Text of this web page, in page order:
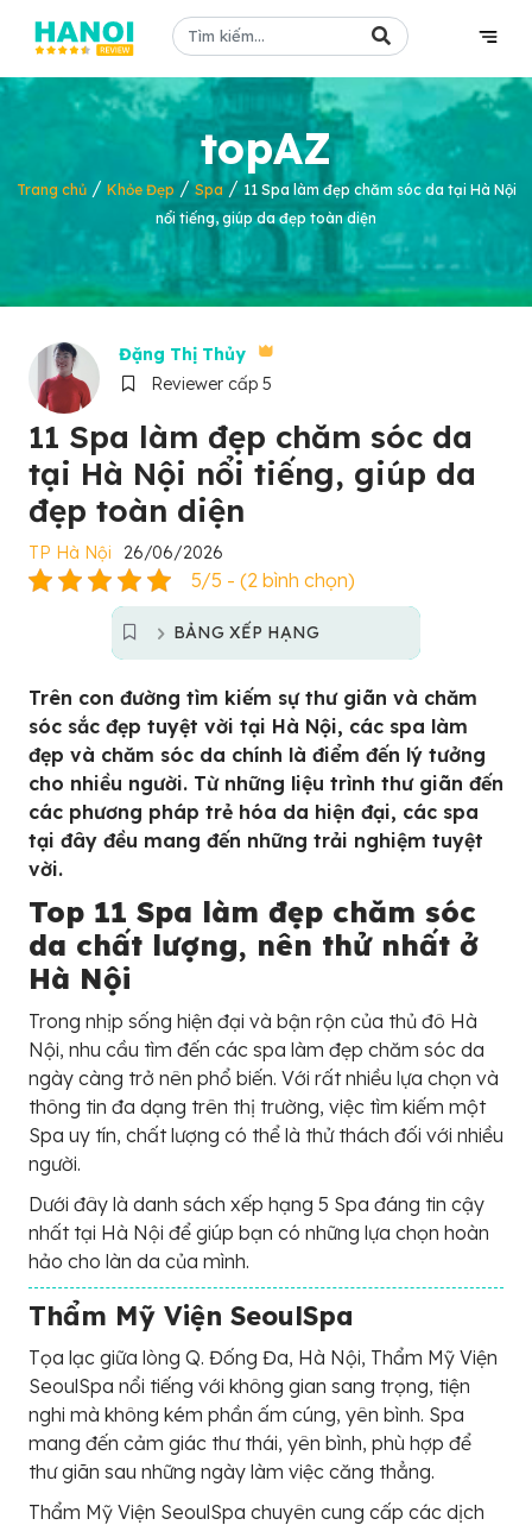
topAZ
Trang chủ/ Khỏe Đẹp/Spa/ 11 Spa làm đẹp chăm sóc da tại Hà Nội
nổi tiếng, giúp da đẹp toàn diện
Đặng Thị Thủy
Reviewer cấp 5
11 Spa làm đẹp chăm sóc da
tại Hà Nội nổi tiếng, giúp da
đẹp toàn diện
TP Hà Nội 26/06/2026
5/5 - (2 bình chọn)
BẢNG XẾP HẠNG
Trên con đường tìm kiếm sự thư giãn và chăm
sóc sắc đẹp tuyệt vời tại Hà Nội, các spa làm
đẹp và chăm sóc da chính là điểm đến lý tưởng
cho nhiều người. Từ những liệu trình thư giãn đến
các phương pháp trẻ hóa da hiện đại, các spa
tại đây đều mang đến những trải nghiệm tuyệt
vời.
Top 11 Spa làm đẹp chăm sóc
da chất lượng, nên thử nhất ở
Hà Nội
Trong nhịp sống hiện đại và bận rộn của thủ đô Hà
Nội, nhu cầu tìm đến các spa làm đẹp chăm sóc da
ngày càng trở nên phổ biến. Với rất nhiều lựa chọn và
thông tin đa dạng trên thị trường, việc tìm kiếm một
Spa uy tín, chất lượng có thể là thử thách đối với nhiều
người.
Dưới đây là danh sách xếp hạng 5 Spa đáng tin cậy
nhất tại Hà Nội để giúp bạn có những lựa chọn hoàn
hảo cho làn da của mình.
Thẩm Mỹ Viện SeoulSpa
Tọa lạc giữa lòng Q. Đống Đa, Hà Nội, Thẩm Mỹ Viện
SeoulSpa nổi tiếng với không gian sang trọng, tiện
nghi mà không kém phần ấm cúng, yên bình. Spa
mang đến cảm giác thư thái, yên bình, phù hợp để
thư giãn sau những ngày làm việc căng thẳng.
Thẩm Mỹ Viện SeoulSpa chuyên cung cấp các dịch